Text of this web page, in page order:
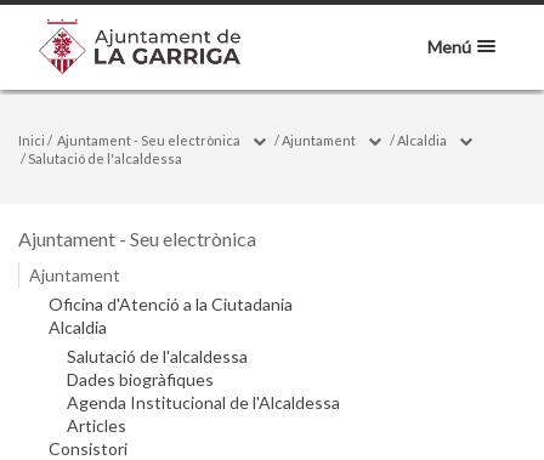
Menú
Inici / Ajuntament - Seu electrònica /Ajuntament /Alcaldia
/ Salutació de l'alcaldessa
Ajuntament - Seu electrònica
Ajuntament
Oficina d'Atenció a la Ciutadania
Alcaldia
Salutació de l'alcaldessa
Dades biogràfiques
Agenda Institucional de l'Alcaldessa
Articles
Consistori